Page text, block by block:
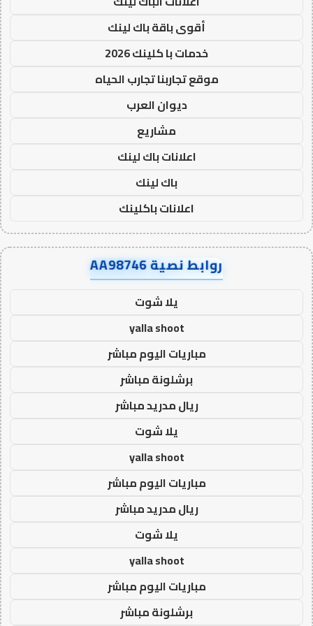
أقوى باقة باك لينك
خدمات با كلينك 2026
موقع تجاربنا تجارب الحياه
ديوان العرب
مشاريع
اعلانات باك لينك
باك لينك
اعلانات باكلينك
روابط نصية AA98746
يلا شوت
yalla shoot
مباريات اليوم مباشر
برشلونة مباشر
ريال مدريد مباشر
يلا شوت
yalla shoot
مباريات اليوم مباشر
ريال مدريد مباشر
يلا شوت
yalla shoot
مباريات اليوم مباشر
برشلونة مباشر